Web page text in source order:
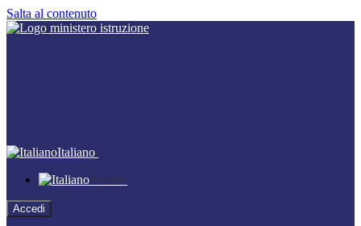
Salta al contenuto
Italiano
Italiano
Accedi